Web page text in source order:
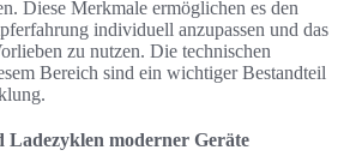
Diese Merkmale ermöglichen es den
individuell anzupassen und das
zu nutzen. Die technischen
Bereich sind ein wichtiger Bestandteil
Ladezyklen moderner Geräte